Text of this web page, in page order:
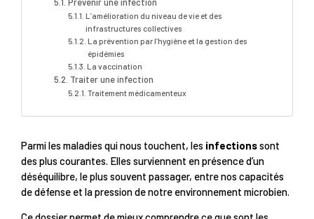
L’amélioration du niveau de vie et des
infrastructures collectives
La prévention par l’hygiène et la gestion des
épidémies
La vaccination
Traiter une infection
Traitement médicamenteux
Parmi les maladies qui nous touchent, les infectionssont
des plus courantes. Elles surviennent en présence d’un
déséquilibre, le plus souvent passager, entre nos capacités
de défense et la pression de notre environnement microbien.